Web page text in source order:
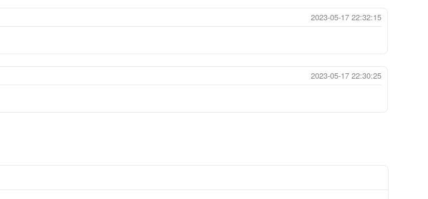
2023-05-17 22:32:15
2023-05-17 22:30:25